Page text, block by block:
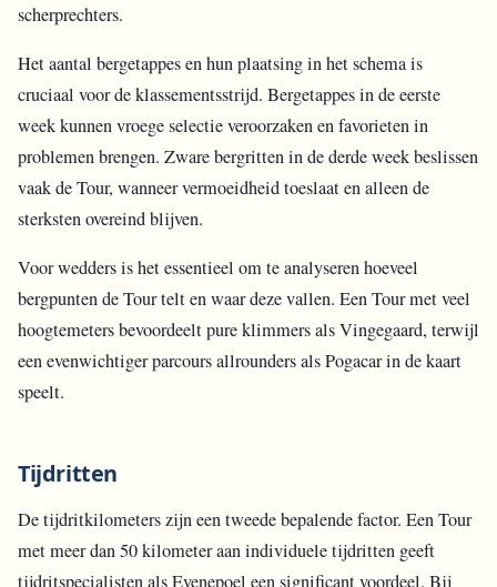
scherprechters.
Het aantal bergetappes en hun plaatsing in het schema is
cruciaal voor de klassementsstrijd. Bergetappes in de eerste
week kunnen vroege selectie veroorzaken en favorieten in
problemen brengen. Zware bergritten in de derde week beslissen
vaak de Tour, wanneer vermoeidheid toeslaat en alleen de
sterksten overeind blijven.
Voor wedders is het essentieel om te analyseren hoeveel
bergpunten de Tour telt en waar deze vallen. Een Tour met veel
hoogtemeters bevoordeelt pure klimmers als Vingegaard, terwijl
een evenwichtiger parcours allrounders als Pogacar in de kaart
speelt.
Tijdritten
De tijdritkilometers zijn een tweede bepalende factor. Een Tour
met meer dan 50 kilometer aan individuele tijdritten geeft
tijdritspecialisten als Evenepoel een significant voordeel. Bij